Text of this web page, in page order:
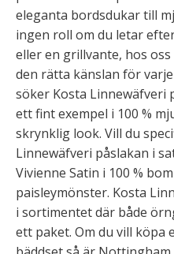
eleganta bordsdukar till
ingen roll om du letar
eller en grillvante, hos
den rätta känslan för
söker Kosta Linnewäfveri
ett fint exempel i 100 %
skrynklig look. Vill du
Linnewäfveri påslakan i
Vivienne Satin i 100 %
paisleymönster. Kosta
i sortimentet där både
ett paket. Om du vill köpa